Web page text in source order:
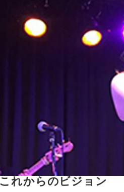
れからのビジョン